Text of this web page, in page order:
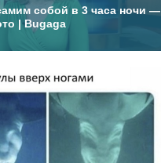
собой в 3 часа ночи —
| Bugaga